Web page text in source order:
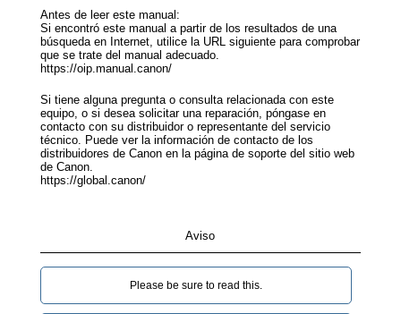
Antes de leer este manual:
Si encontró este manual a partir de los resultados de una
búsqueda en Internet, utilice la URL siguiente para comprobar
que se trate del manual adecuado.
https://oip.manual.canon/
Si tiene alguna pregunta o consulta relacionada con este
equipo, o si desea solicitar una reparación, póngase en
contacto con su distribuidor o representante del servicio
técnico. Puede ver la información de contacto de los
distribuidores de Canon en la página de soporte del sitio web
de Canon.
https://global.canon/
Aviso
Please be sure to read this.‎